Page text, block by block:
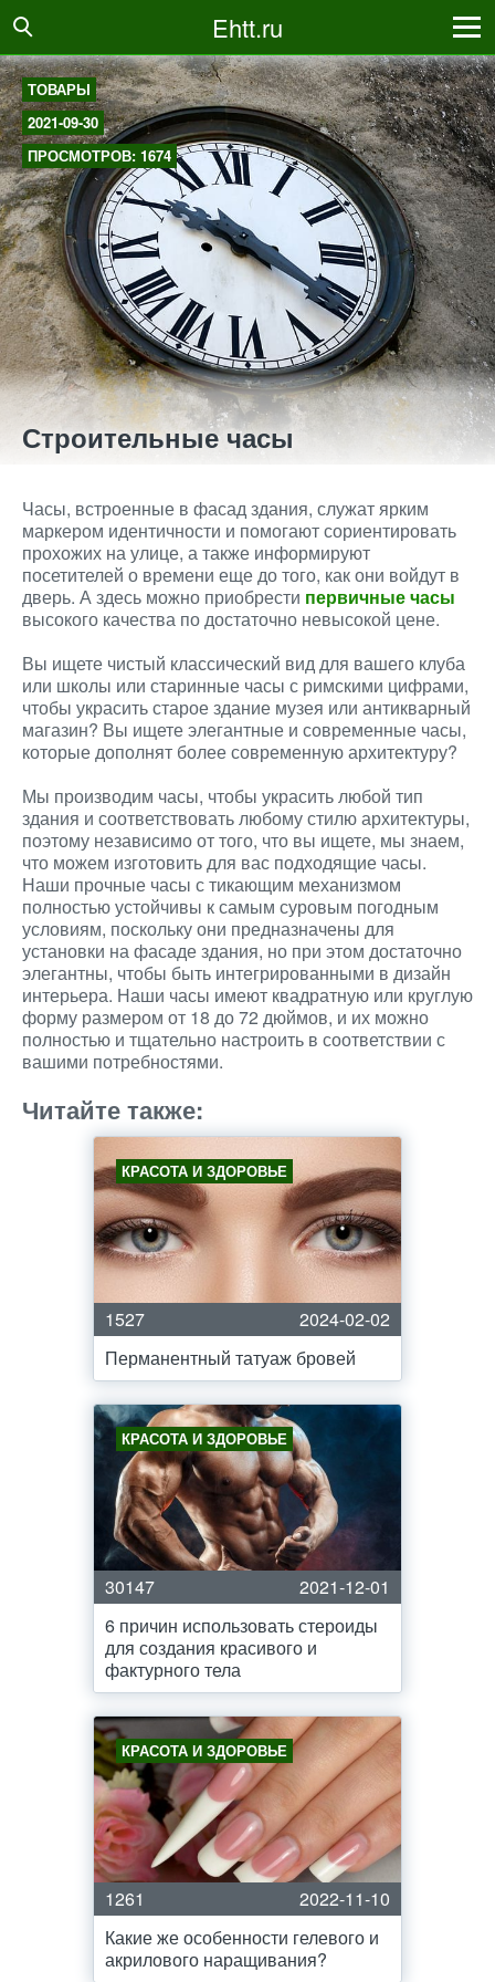
Ehtt.ru
ТОВАРЫ
2021-09-30
ПРОСМОТРОВ: 1674
Строительные часы
Часы, встроенные в фасад здания, служат ярким
маркером идентичности и помогают сориентировать
прохожих на улице, а также информируют
посетителей о времени еще до того, как они войдут в
дверь. А здесь можно приобрести первичные часы
высокого качества по достаточно невысокой цене.
Вы ищете чистый классический вид для вашего клуба
или школы или старинные часы с римскими цифрами,
чтобы украсить старое здание музея или антикварный
магазин? Вы ищете элегантные и современные часы,
которые дополнят более современную архитектуру?
Мы производим часы, чтобы украсить любой тип
здания и соответствовать любому стилю архитектуры,
поэтому независимо от того, что вы ищете, мы знаем,
что можем изготовить для вас подходящие часы.
Наши прочные часы с тикающим механизмом
полностью устойчивы к самым суровым погодным
условиям, поскольку они предназначены для
установки на фасаде здания, но при этом достаточно
элегантны, чтобы быть интегрированными в дизайн
интерьера. Наши часы имеют квадратную или круглую
форму размером от 18 до 72 дюймов, и их можно
полностью и тщательно настроить в соответствии с
вашими потребностями.
Читайте также:
КРАСОТА И ЗДОРОВЬЕ
1527
2024-02-02
Перманентный татуаж бровей
КРАСОТА И ЗДОРОВЬЕ
30147
2021-12-01
6 причин использовать стероиды
для создания красивого и
фактурного тела
КРАСОТА И ЗДОРОВЬЕ
1261
2022-11-10
Какие же особенности гелевого и
акрилового наращивания?